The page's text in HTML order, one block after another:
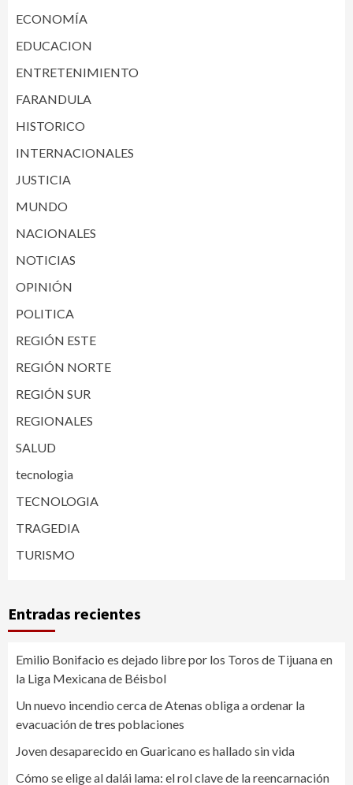
ECONOMÍA
EDUCACION
ENTRETENIMIENTO
FARANDULA
HISTORICO
INTERNACIONALES
JUSTICIA
MUNDO
NACIONALES
NOTICIAS
OPINIÓN
POLITICA
REGIÓN ESTE
REGIÓN NORTE
REGIÓN SUR
REGIONALES
SALUD
tecnologia
TECNOLOGIA
TRAGEDIA
TURISMO
Entradas recientes
Emilio Bonifacio es dejado libre por los Toros de Tijuana en
la Liga Mexicana de Béisbol
Un nuevo incendio cerca de Atenas obliga a ordenar la
evacuación de tres poblaciones
Joven desaparecido en Guaricano es hallado sin vida
Cómo se elige al dalái lama: el rol clave de la reencarnación